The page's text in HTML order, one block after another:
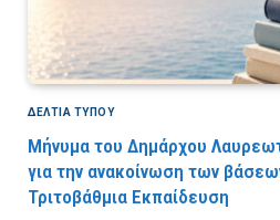
ΔΕΛΤΙΑ ΤΥΠΟΥ
Μήνυμα του Δημάρχου
για την ανακοίνωση των
Τριτοβάθμια Εκπαίδευση